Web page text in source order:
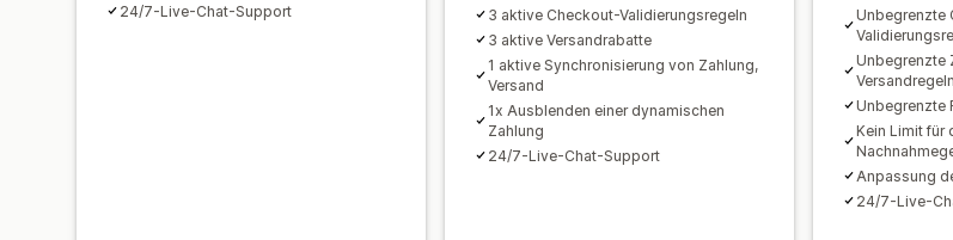
24/7-Live-Chat-Support
3 aktive Checkout-Validierungsregeln
3 aktive Versandrabatte
1 aktive Synchronisierung von Zahlung,
Versand
1x Ausblenden einer dynamischen
Zahlung
24/7-Live-Chat-Support
Unbegrenzte
Unbegrenzte
Versandregeln
Unbegrenzte
Kein Limit für
Anpassung
24/7-Live-